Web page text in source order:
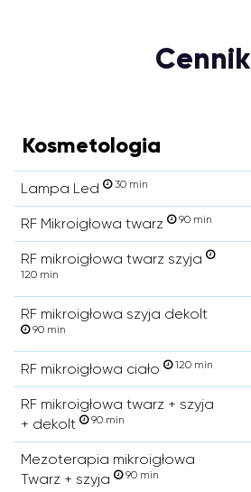
Cennik
Kosmetologia
Lampa Led 30 min
RF Mikroigłowa twarz 90 min
RF mikroigłowa twarz szyja
120 min
RF mikroigłowa szyja dekolt
90 min
RF mikroigłowa ciało 120 min
RF mikroigłowa twarz + szyja
+ dekolt
90 min
Mezoterapia mikroigłowa
Twarz + szyja
90 min